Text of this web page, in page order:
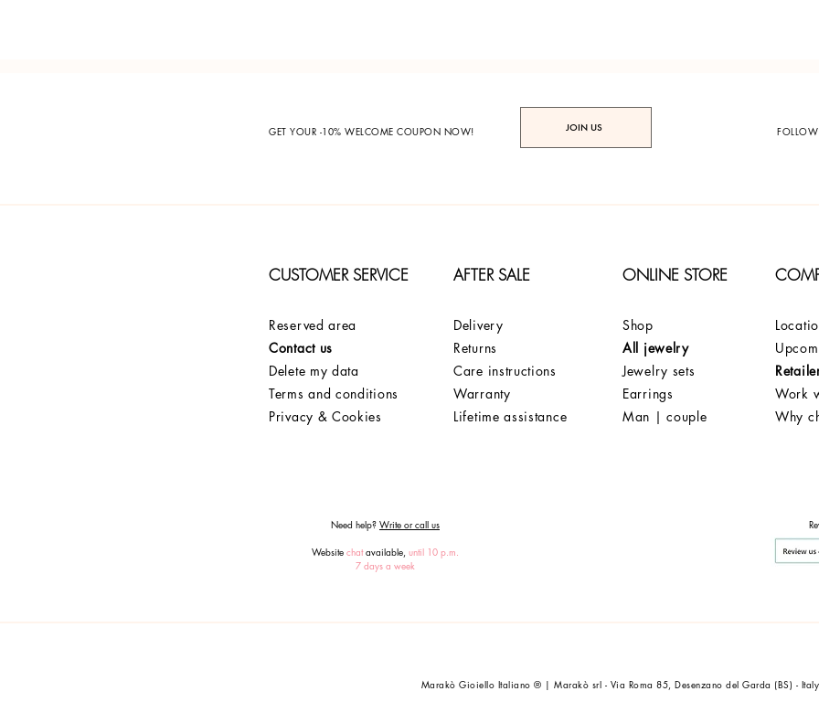
GET YOUR -10% WELCOME COUPON NOW! JOIN US
CUSTOMER SERVICE AFTER SALE ONLINE STORE
Reserved area
Contact us
Delete my data
Terms and conditions
Privacy & Cookies
Delivery
Returns
Care instructions
Warranty
Lifetime assistance
Shop
All jewelry
Jewelry sets
Earrings
Man | couple
Work
Why
Need help? Write or call us
Website chatavailable, until 10 p.m.
7 days a week
Marakò Gioiello Italiano ® | Marakò srl - Via Roma 85, Desenzano del Garda (BS) - Italy